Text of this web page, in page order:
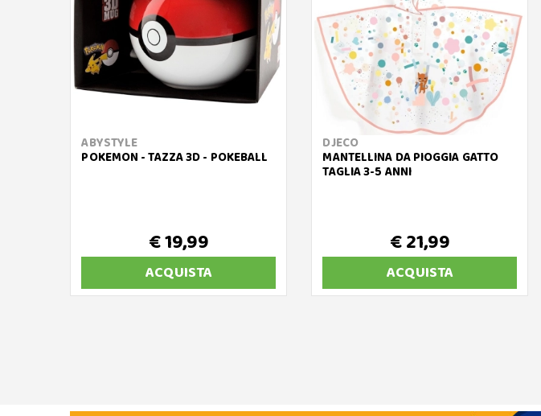
ABYSTYLE
POKEMON - TAZZA 3D - POKEBALL
€ 19,99
ACQUISTA
DJECO
MANTELLINA DA PIOGGIA GATTO
TAGLIA 3-5 ANNI
€ 21,99
ACQUISTA